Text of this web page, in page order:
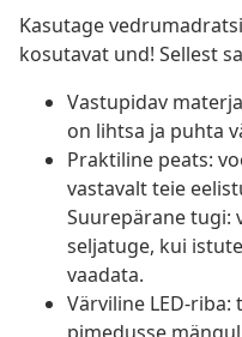
Kasutage
kosutavat und! Sellest
Vastupidav
on lihtsa ja puhta
Praktiline peats:
vastavalt teie
Suurepärane tugi:
seljatuge, kui
vaadata.
Värviline LED-riba: